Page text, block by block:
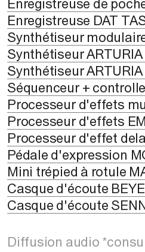
Enregistreuse de
Enregistreuse DAT
Synthétiseur
Synthétiseur
Pédale d'expression
Casque d'écoute
Diffusion audio